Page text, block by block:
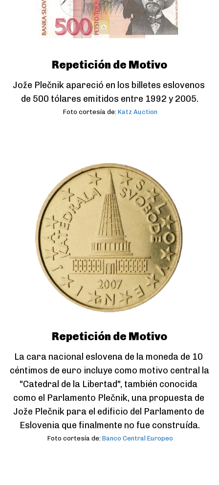
Repetición de Motivo
Jože Plečnik apareció en los billetes eslovenos
de 500 tólares emitidos entre 1992 y 2005.
Foto cortesía de: Katz Auction
Repetición de Motivo
La cara nacional eslovena de la moneda de 10
céntimos de euro incluye como motivo central la
"Catedral de la Libertad", también conocida
como el Parlamento Plečnik, una propuesta de
Jože Plečnik para el edificio del Parlamento de
Eslovenia que finalmente no fue construída.
Foto cortesía de: Banco Central Europeo